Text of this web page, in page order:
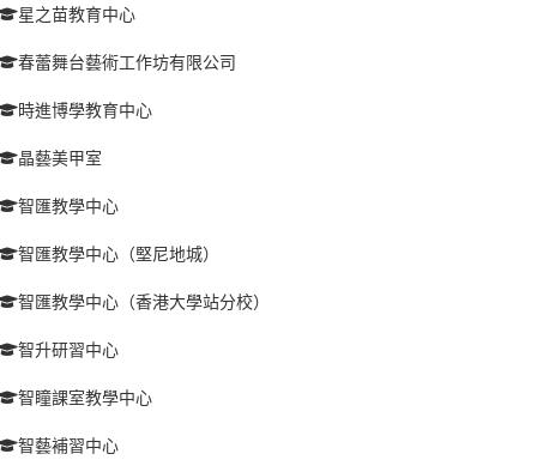
星之苗教育中心
春蕾舞台藝術工作坊有限公司
時進博學教育中心
晶藝美甲室
智匯教學中心
智匯教學中心（堅尼地城）
智匯教學中心（香港大學站分校）
智升研習中心
智瞳課室教學中心
智藝補習中心